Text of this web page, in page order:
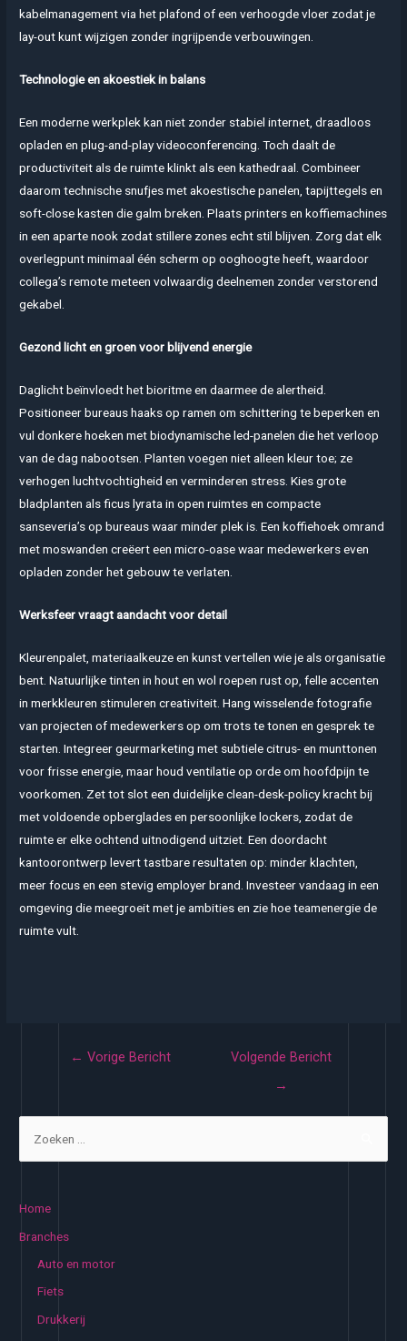
kabelmanagement via het plafond of een verhoogde vloer zodat je
lay-out kunt wijzigen zonder ingrijpende verbouwingen.
Technologie en akoestiek in balans
Een moderne werkplek kan niet zonder stabiel internet, draadloos
opladen en plug-and-play videoconferencing. Toch daalt de
productiviteit als de ruimte klinkt als een kathedraal. Combineer
daarom technische snufjes met akoestische panelen, tapijttegels en
soft-close kasten die galm breken. Plaats printers en koffiemachines
in een aparte nook zodat stillere zones echt stil blijven. Zorg dat elk
overlegpunt minimaal één scherm op ooghoogte heeft, waardoor
collega’s remote meteen volwaardig deelnemen zonder verstorend
gekabel.
Gezond licht en groen voor blijvend energie
Daglicht beïnvloedt het bioritme en daarmee de alertheid.
Positioneer bureaus haaks op ramen om schittering te beperken en
vul donkere hoeken met biodynamische led-panelen die het verloop
van de dag nabootsen. Planten voegen niet alleen kleur toe; ze
verhogen luchtvochtigheid en verminderen stress. Kies grote
bladplanten als ficus lyrata in open ruimtes en compacte
sanseveria’s op bureaus waar minder plek is. Een koffiehoek omrand
met moswanden creëert een micro-oase waar medewerkers even
opladen zonder het gebouw te verlaten.
Werksfeer vraagt aandacht voor detail
Kleurenpalet, materiaalkeuze en kunst vertellen wie je als organisatie
bent. Natuurlijke tinten in hout en wol roepen rust op, felle accenten
in merk­kleuren stimuleren creativiteit. Hang wisselende fotografie
van projecten of medewerkers op om trots te tonen en gesprek te
starten. Integreer geurmarketing met subtiele citrus- en munttonen
voor frisse energie, maar houd ventilatie op orde om hoofdpijn te
voorkomen. Zet tot slot een duidelijke clean-desk-policy kracht bij
met voldoende opberg­lades en persoonlijke lockers, zodat de
ruimte er elke ochtend uitnodigend uitziet. Een doordacht
kantoorontwerp levert tastbare resultaten op: minder klachten,
meer focus en een stevig employer brand. Investeer vandaag in een
omgeving die meegroeit met je ambities en zie hoe team­energie de
ruimte vult.
← Vorige Bericht
Volgende Bericht
→
Home
Branches
Auto en motor
Fiets
Drukkerij